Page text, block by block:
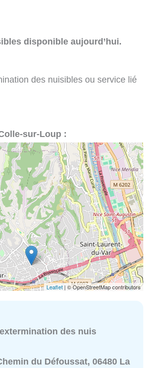
disponible aujourd’hui.
des nuisibles ou service lié
sur-Loup :
Leaflet | © OpenStreetMap contributors
des nuis
du Défoussat, 06480 La